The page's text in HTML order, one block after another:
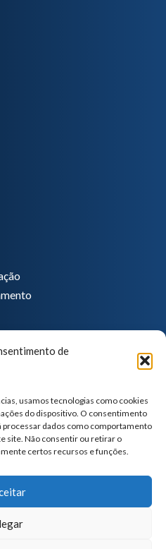
de
usamos tecnologias como cookies
do dispositivo. O consentimento
processar dados como comportamento
site. Não consentir ou retirar o
certos recursos e funções.